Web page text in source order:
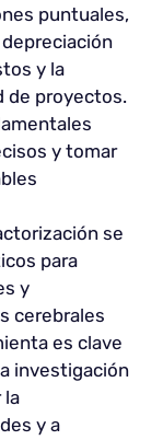
puntuales,
y la
de proyectos.
y tomar
se
para
y
cerebrales
es clave
investigación
la
y a